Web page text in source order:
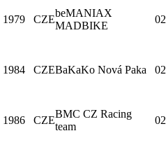
1979 CZE
beMANIAX
MADBIKE
1984 CZEBaKaKo Nová Paka
1986 CZE
BMC CZ Racing
team